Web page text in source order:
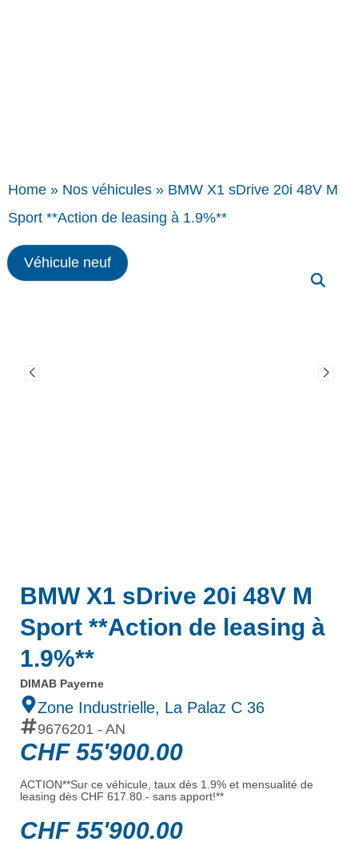
Home » Nos véhicules » BMW X1 sDrive 20i 48V M
Sport **Action de leasing à 1.9%**
Véhicule neuf
BMW X1 sDrive 20i 48V M
Sport **Action de leasing à
1.9%**
DIMAB Payerne
Zone Industrielle, La Palaz C 36
9676201 - AN
CHF55'900.00
ACTION**Sur ce véhicule, taux dès 1.9% et mensualité de
leasing dès CHF 617.80.- sans apport!**
CHF55'900.00